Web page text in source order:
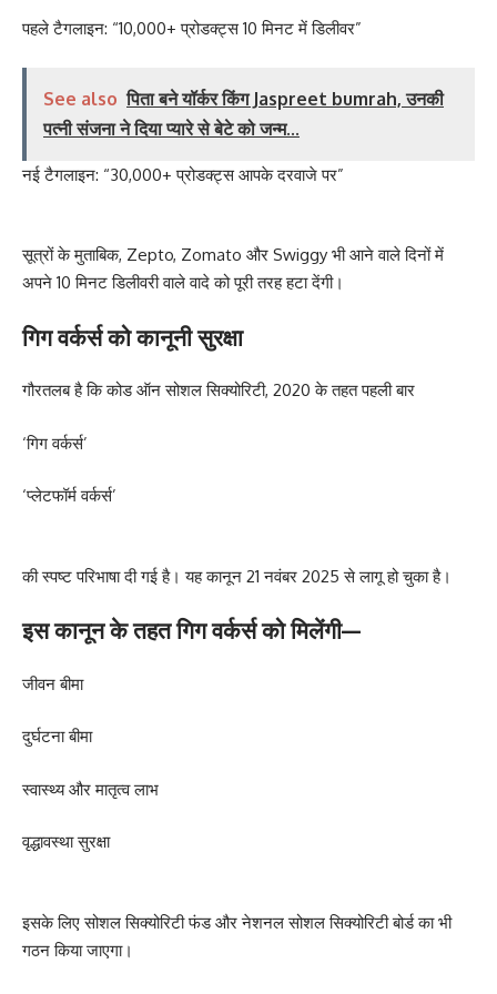
पहले टैगलाइन: “10,000+ प्रोडक्ट्स 10 मिनट में डिलीवर”
See also पिता बने यॉर्कर किंग Jaspreet bumrah, उनकी
पत्नी संजना ने दिया प्यारे से बेटे को जन्म...
नई टैगलाइन: “30,000+ प्रोडक्ट्स आपके दरवाजे पर”
सूत्रों के मुताबिक, Zepto, Zomato और Swiggy भी आने वाले दिनों में
अपने 10 मिनट डिलीवरी वाले वादे को पूरी तरह हटा देंगी।
गिग वर्कर्स को कानूनी सुरक्षा
गौरतलब है कि कोड ऑन सोशल सिक्योरिटी, 2020 के तहत पहली बार
‘गिग वर्कर्स’
‘प्लेटफॉर्म वर्कर्स’
की स्पष्ट परिभाषा दी गई है। यह कानून 21 नवंबर 2025 से लागू हो चुका है।
इस कानून के तहत गिग वर्कर्स को मिलेंगी—
जीवन बीमा
दुर्घटना बीमा
स्वास्थ्य और मातृत्व लाभ
वृद्धावस्था सुरक्षा
इसके लिए सोशल सिक्योरिटी फंड और नेशनल सोशल सिक्योरिटी बोर्ड का भी
गठन किया जाएगा।